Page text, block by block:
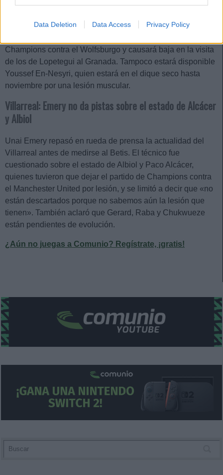
Data Deletion Data Access Privacy Policy
Champions contra el Wolfsburgo y causará baja en la visita
de los de Lopetegui al Granada. Tampoco estará disponible
Youssef En-Nesyri, quien estará en el dique seco hasta
noviembre por una lesión muscular.
Villarreal: Emery no da pistas sobre el estado de Alcácer
y Albiol
Unai Emery repasó en rueda de prensa la actualidad del
Villarreal antes de medirse al Betis. El técnico fue
cuestionado sobre el estado de Albiol y Paco Alcácer,
quienes tuvieron que dejar el partido de Champions contra
el Manchester United por lesión, y se limitó a decir que «no
están descartados porque no sabemos aún la lesión que
tienen». También aclaró que Gerard, Raba y Chukwueze
están pendientes de evolución.
¿Aún no juegas a Comunio? Regístrate, ¡gratis!